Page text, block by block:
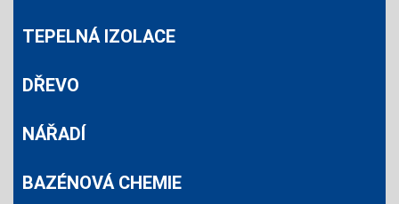
TEPELNÁ IZOLACE
DŘEVO
NÁŘADÍ
BAZÉNOVÁ CHEMIE